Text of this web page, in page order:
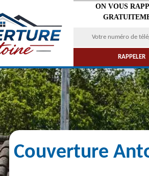
ON VOUS
Couverture